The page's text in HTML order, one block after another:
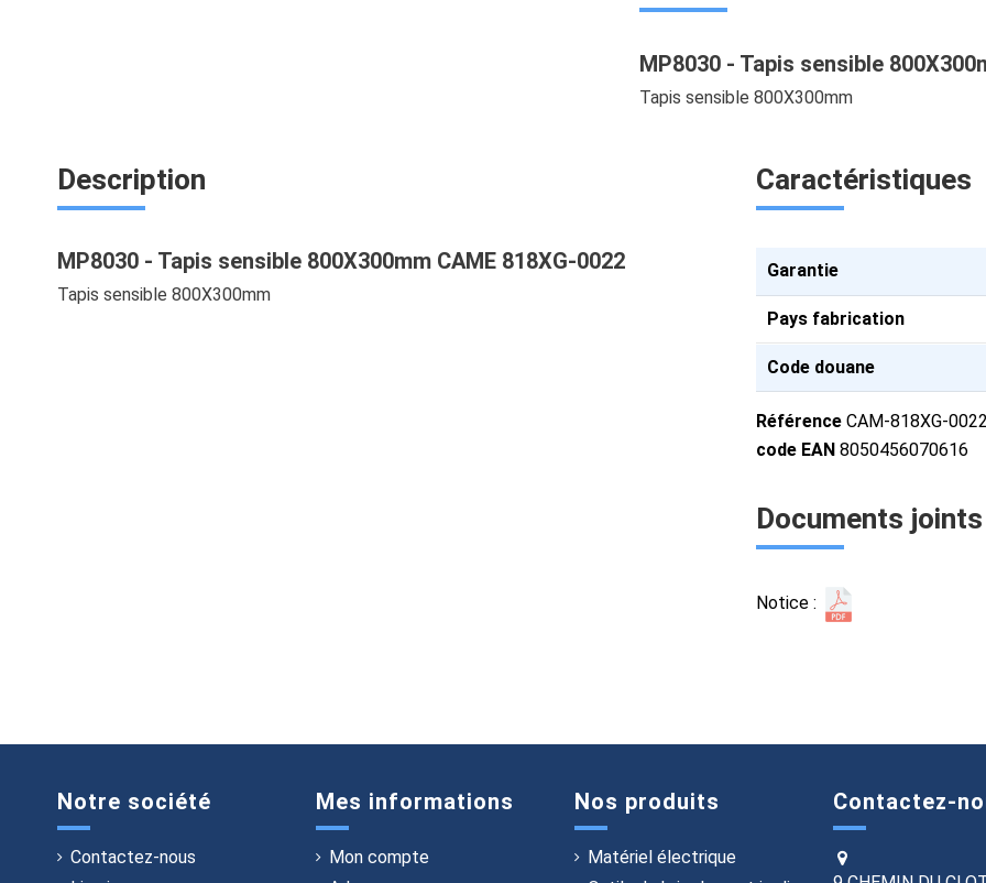
MP8030 - Tapis sensible
Tapis sensible 800X300mm
Description
MP8030 - Tapis sensible 800X300mm CAME 818XG-0022
Tapis sensible 800X300mm
Caractéristiques
Garantie
Pays fabrication
Code douane
Référence CAM-818XG-0022
code EAN 8050456070616
Documents joints
Notice :
Notre société
Contactez-nous
Mes informations
Mon compte
Nos produits
Matériel électrique
Contactez-